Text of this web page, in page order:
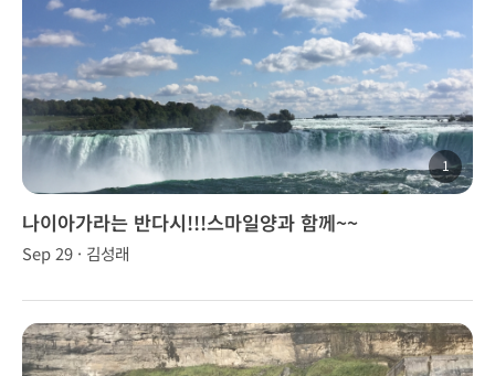
1
나이아가라는 반다시!!!스마일양과 함께~~
Sep 29 · 김성래